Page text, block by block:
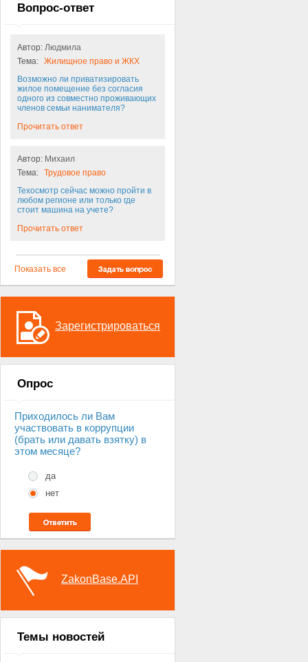
Вопрос-ответ
Автор: Людмила
Тема: Жилищное право и ЖКХ
Возможно ли приватизировать
жилое помещение без согласия
одного из совместно проживающих
членов семьи нанимателя?
Прочитать ответ
Автор: Михаил
Тема: Трудовое право
Техосмотр сейчас можно пройти в
любом регионе или только где
стоит машина на учете?
Прочитать ответ
Показать все
Зарегистрироваться
Опрос
Приходилось ли Вам
участвовать в коррупции
(брать или давать взятку) в
этом месяце?
да
нет
ZakonBase.API
Темы новостей